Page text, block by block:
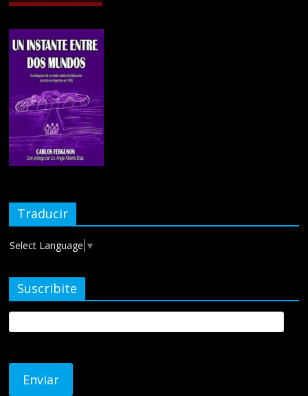
Traducir
Select Language ▼
Suscribite